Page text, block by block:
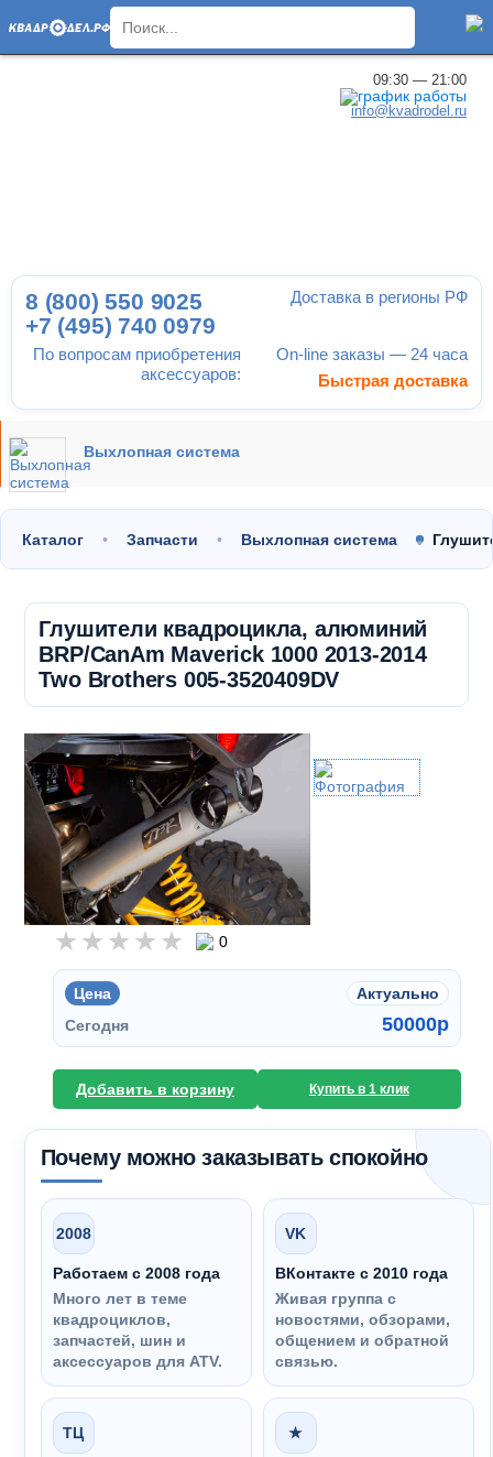
09:30 — 21:00
info@kvadrodel.ru
По вопросам приобретения
аксессуаров:
8 (800) 550 9025
+7 (495) 740 0979
Доставка в регионы РФ
On-line заказы — 24 часа
Быстрая доставка
Выхлопная система
Каталог Запчасти Выхлопная система
Глушители квадроцикла, алюминий
BRP/CanAm Maverick 1000 2013-2014
Two Brothers 005-3520409DV
0
Цена
Актуально
Сегодня
50000p
Добавить в корзину Купить в 1 клик
Почему можно заказывать спокойно
2008
Работаем с 2008 года
Много лет в теме
квадроциклов,
запчастей, шин и
аксессуаров для ATV.
VK
ВКонтакте с 2010 года
Живая группа с
новостями, обзорами,
общением и обратной
связью.
ТЦ ★
×